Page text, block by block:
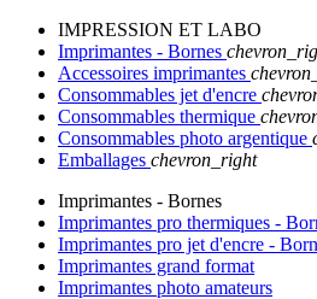
IMPRESSION ET LABO
Imprimantes - Bornes
Accessoires imprimantes
Consommables jet d'encre
Consommables thermique
Consommables photo argentique
Emballages chevron_right
Imprimantes - Bornes
Imprimantes pro thermiques -
Imprimantes pro jet d'encre -
Imprimantes grand format
Imprimantes photo amateurs